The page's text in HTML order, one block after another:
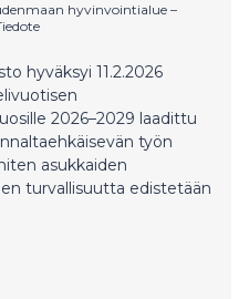
hyvinvointialue –
hyväksyi 11.2.2026
2026–2029 laadittu
työn
asukkaiden
turvallisuutta edistetään